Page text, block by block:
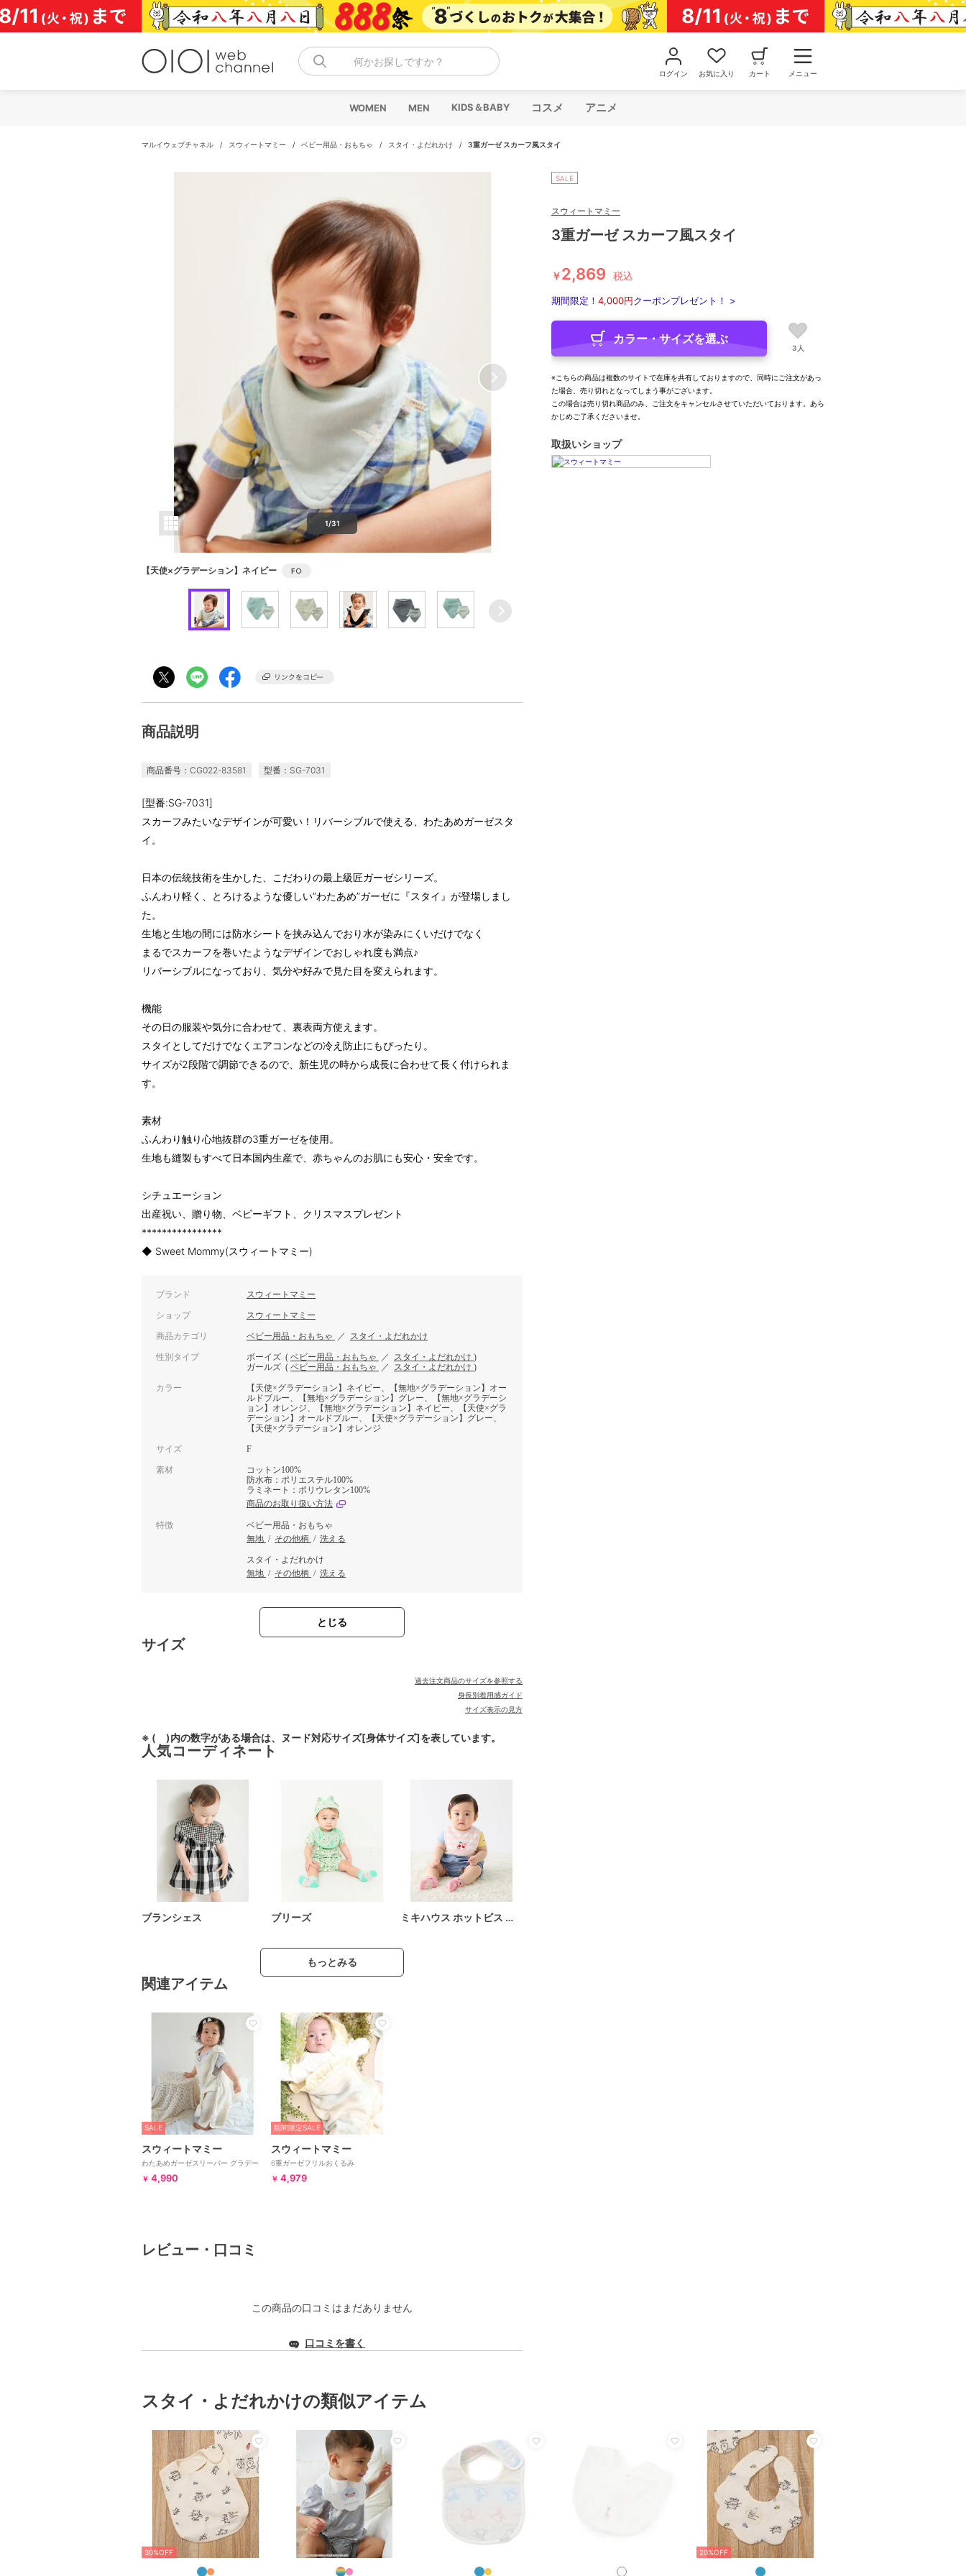
コ
ン
テ
何かお探しですか？
ログイン お気に入り カート メニュー
WOMEN MEN KIDS＆BABY コスメ アニメ
マルイウェブチャネル / スウィートマミー / ベビー用品・おもちゃ / スタイ・よだれかけ / 3重ガーゼ スカーフ風スタイ
1/31
【天使×グラデーション】ネイビー F○
商品説明
商品番号：CG022-83581 型番：SG-7031
[型番:SG-7031]
スカーフみたいなデザインが可愛い！リバーシブルで使える、わたあめガーゼスタ
イ。
日本の伝統技術を生かした、こだわりの最上級匠ガーゼシリーズ。
ふんわり軽く、とろけるような優しい”わたあめ”ガーゼに『スタイ』が登場しまし
た。
生地と生地の間には防水シートを挟み込んでおり水が染みにくいだけでなく
まるでスカーフを巻いたようなデザインでおしゃれ度も満点♪
リバーシブルになっており、気分や好みで見た目を変えられます。
機能
その日の服装や気分に合わせて、裏表両方使えます。
スタイとしてだけでなくエアコンなどの冷え防止にもぴったり。
サイズが2段階で調節できるので、新生児の時から成長に合わせて長く付けられま
す。
素材
ふんわり触り心地抜群の3重ガーゼを使用。
生地も縫製もすべて日本国内生産で、赤ちゃんのお肌にも安心・安全です。
シチュエーション
出産祝い、贈り物、ベビーギフト、クリスマスプレゼント
****************
◆ Sweet Mommy(スウィートマミー)
ブランド スウィートマミー
ショップ スウィートマミー
商品カテゴリ ベビー用品・おもちゃ ／ スタイ・よだれかけ
性別タイプ ボーイズ ( ベビー用品・おもちゃ ／ スタイ・よだれかけ )
ガールズ ( ベビー用品・おもちゃ ／ スタイ・よだれかけ )
カラー
【天使×グラデーション】ネイビー、【無地×グラデーション】オー
ルドブルー、【無地×グラデーション】グレー、【無地×グラデーシ
ョン】オレンジ、【無地×グラデーション】ネイビー、【天使×グラ
デーション】オールドブルー、【天使×グラデーション】グレー、
【天使×グラデーション】オレンジ
サイズ F
素材
コットン100%
防水布：ポリエステル100%
ラミネート：ポリウレタン100%
商品のお取り扱い方法
特徴
ベビー用品・おもちゃ
無地 / その他柄 / 洗える
スタイ・よだれかけ
無地 / その他柄 / 洗える
とじる
サイズ
過去注文商品のサイズを参照する
身長別着用感ガイド
サイズ表示の見方
※ ( )内の数字がある場合は、ヌード対応サイズ[身体サイズ]を表しています。
人気コーディネート
ブランシェス ブリーズ ミキハウス ホットビス …
もっとみる
関連アイテム
SALE
スウィートマミー
わたあめガーゼスリーパー グラデー
ション・エンジェル
￥ 4,990
期間限定SALE
スウィートマミー
6重ガーゼフリルおくるみ
￥ 4,979
レビュー・口コミ
この商品の口コミはまだありません
口コミを書く
SALE
スウィートマミー
3重ガーゼ スカーフ風スタイ
￥2,869 税込
期間限定！ 4,000円クーポンプレゼント！ >
カラー・サイズを選ぶ
3人
※こちらの商品は複数のサイトで在庫を共有しておりますので、同時にご注文があっ
た場合、売り切れとなってしまう事がございます。
この場合は売り切れ商品のみ、ご注文をキャンセルさせていただいております。あら
かじめご了承くださいませ。
取扱いショップ
スタイ・よだれかけの類似アイテム
30%OFF 20%OFF